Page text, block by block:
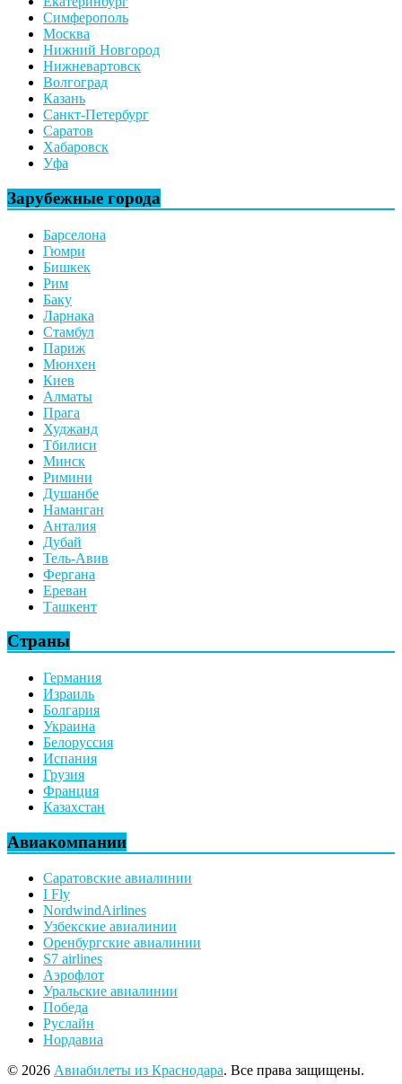
Симферополь
Москва
Нижний Новгород
Нижневартовск
Волгоград
Казань
Санкт-Петербург
Саратов
Хабаровск
Уфа
Зарубежные города
Барселона
Гюмри
Бишкек
Рим
Баку
Ларнака
Стамбул
Париж
Мюнхен
Киев
Алматы
Прага
Худжанд
Тбилиси
Минск
Римини
Душанбе
Наманган
Анталия
Дубай
Тель-Авив
Фергана
Ереван
Ташкент
Страны
Германия
Израиль
Болгария
Украина
Белоруссия
Испания
Грузия
Франция
Казахстан
Авиакомпании
Саратовские авиалинии
I Fly
NordwindAirlines
Узбекские авиалинии
Оренбургские авиалинии
S7 airlines
Аэрофлот
Уральские авиалинии
Победа
Руслайн
Нордавиа
© 2026 Авиабилеты из Краснодара. Все права защищены.